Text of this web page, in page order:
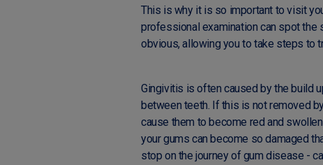
This is why it is so important to visit
professional examination can spot
obvious, allowing you to take steps to
Gingivitis is often caused by the build
between teeth. If this is not removed
cause them to become red and
your gums can become so damaged
stop on the journey of gum disease -